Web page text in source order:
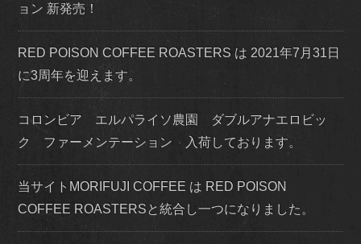
ョン 新発売！
RED POISON COFFEE ROASTERS は 2021年7月31日
に3周年を迎えます。
コロンビア エルパライソ農園 ダブルアナエロビッ
ク ファーメンテーション 入荷しております。
当サイトMORIFUJI COFFEE は RED POISON
COFFEE ROASTERSと統合し一つになりました。